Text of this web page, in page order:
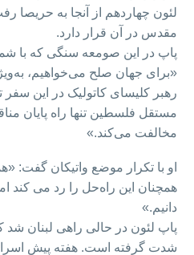
لئون چهاردهم از آنجا به حریصا
مقدس در آن قرار دارد.
پاپ در این صومعه سنگی که با
«برای جهان صلح می‌خواهیم،
رهبر کلیسای کاتولیک در این سفر
مستقل فلسطین تنها راه پایان
مخالفت می‌کند.»
او با تکرار موضع واتیکان گفت:
همچنان این راه‌حل را رد می کند
دانیم.»
پاپ لئون در حالی راهی لبنان
شدت گرفته است. هفته پیش